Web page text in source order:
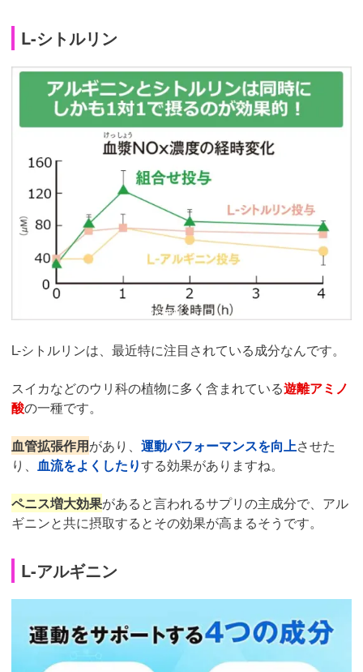
L-シトルリン
https://imida.jp/seibun_arginine.html
L-シトルリンは、最近特に注目されている成分なんです。
スイカなどのウリ科の植物に多く含まれている遊離アミノ
酸の一種です。
血管拡張作用があり、 運動パフォーマンスを向上させた
り、 血流をよくしたりする効果がありますね。
ペニス増大効果があると言われるサプリの主成分で、アル
ギニンと共に摂取するとその効果が高まるそうです。
L-アルギニン